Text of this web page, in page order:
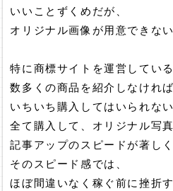
いいことずくめだが、
オリジナル画像が用意できな
特に商標サイトを運営している
数多くの商品を紹介しなければ
いちいち購入してはいられない
全て購入して、オリジナル写
記事アップのスピードが著しく
そのスピード感では、
ほぼ間違いなく稼ぐ前に挫折す